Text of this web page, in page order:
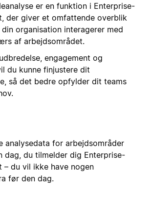
er en funktion i Enterprise-
der giver et omfattende overblik
organisation interagerer med
af arbejdsområdet.
engagement og
du kunne finjustere dit
så det bedre opfylder dit teams
analysedata for arbejdsområder
dag, du tilmelder dig Enterprise-
– du vil ikke have nogen
før den dag.